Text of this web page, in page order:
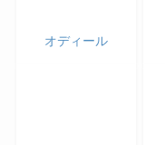
オディール